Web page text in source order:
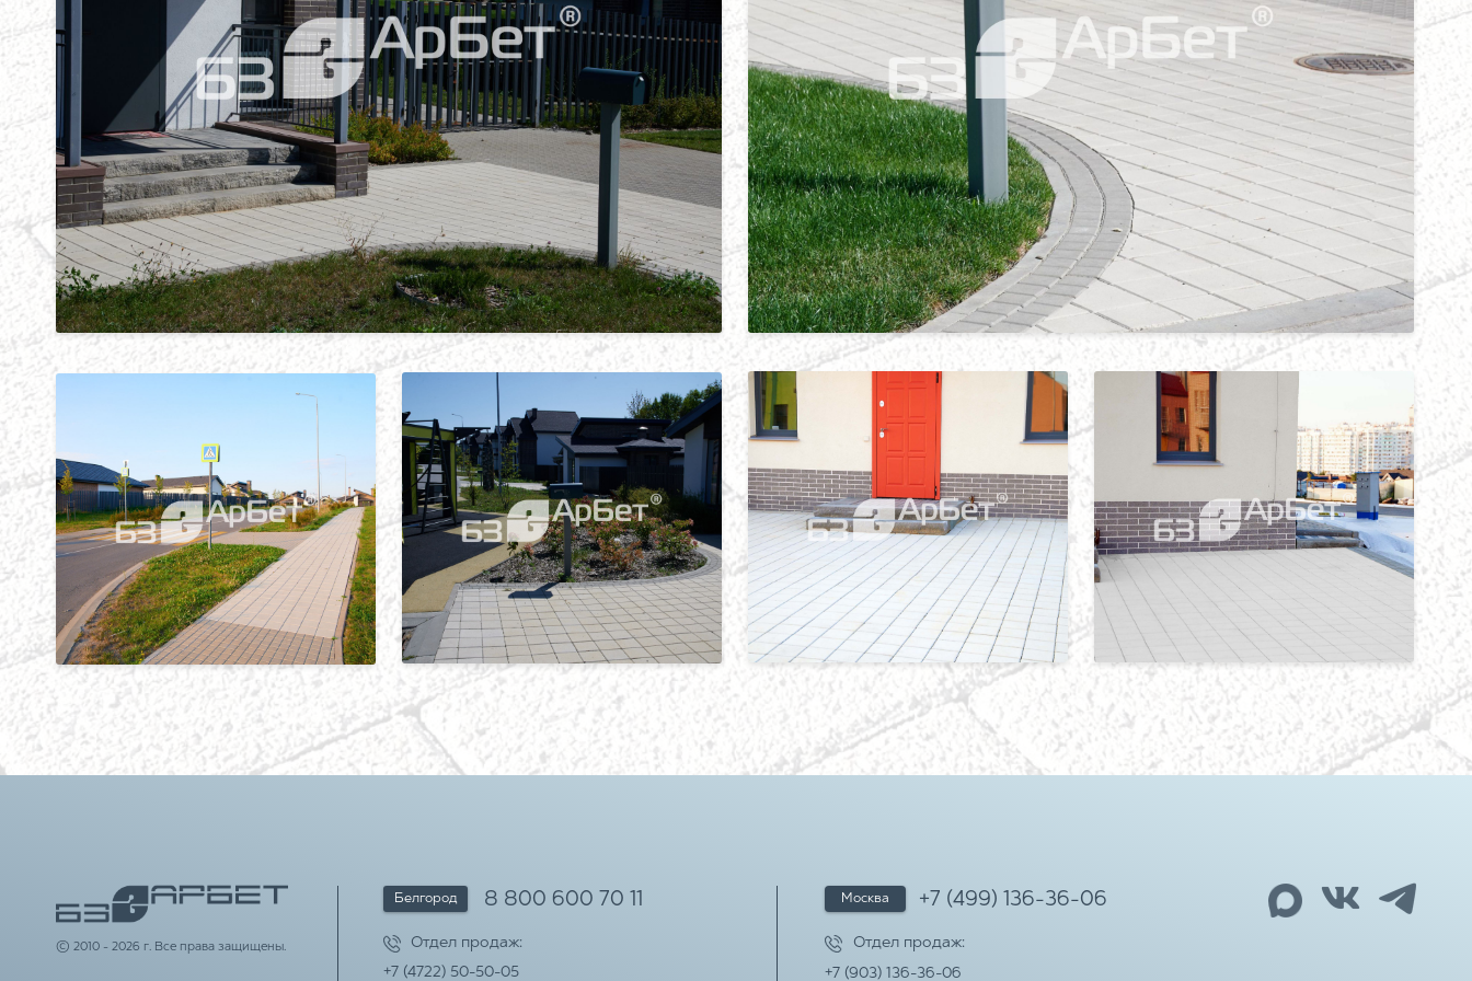
© 2010 - 2026 г. Все права защищены.
Отдел продаж:
+7 (4722) 50-50-05
8 800 600 70 11
Белгород +7 (499) 136-36-06
Москва
+7 (903) 136-36-06
Отдел продаж: